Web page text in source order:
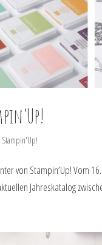
Stampin'Up!
von Stampin’Up! Vom
Jahreskatalog